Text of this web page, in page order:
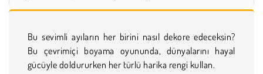
Bu sevimli ayıların her birini nasıl dekore edeceksin?
Bu çevrimiçi boyama oyununda, dünyalarını hayal
gücüyle doldururken her türlü harika rengi kullan.